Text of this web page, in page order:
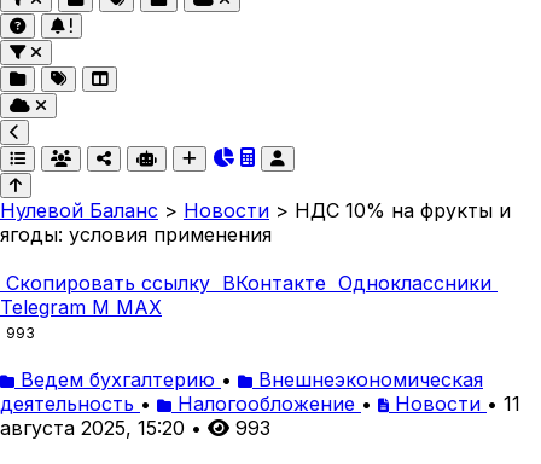
Нулевой Баланс > Новости > НДС 10% на фрукты и
ягоды: условия применения
Скопировать ссылку ВКонтакте Одноклассники
Telegram M MAX
993
Ведем бухгалтерию •
Внешнеэкономическая
деятельность • Налогообложение • Новости • 11
августа 2025, 15:20 • 993